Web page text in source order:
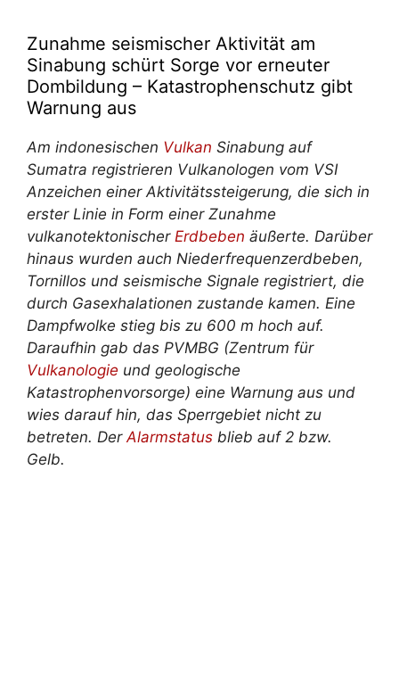
Zunahme seismischer Aktivität am
Sinabung schürt Sorge vor erneuter
Dombildung – Katastrophenschutz gibt
Warnung aus
Am indonesischen Vulkan Sinabung auf
Sumatra registrieren Vulkanologen vom VSI
Anzeichen einer Aktivitätssteigerung, die sich in
erster Linie in Form einer Zunahme
vulkanotektonischer Erdbeben äußerte. Darüber
hinaus wurden auch Niederfrequenzerdbeben,
Tornillos und seismische Signale registriert, die
durch Gasexhalationen zustande kamen. Eine
Dampfwolke stieg bis zu 600 m hoch auf.
Daraufhin gab das PVMBG (Zentrum für
Vulkanologie und geologische
Katastrophenvorsorge) eine Warnung aus und
wies darauf hin, das Sperrgebiet nicht zu
betreten. DerAlarmstatus blieb auf 2 bzw.
Gelb.